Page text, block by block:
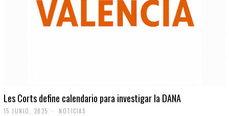
Les Corts define calendario para investigar la DANA
15 JUNIO, 2025 NOTICIAS